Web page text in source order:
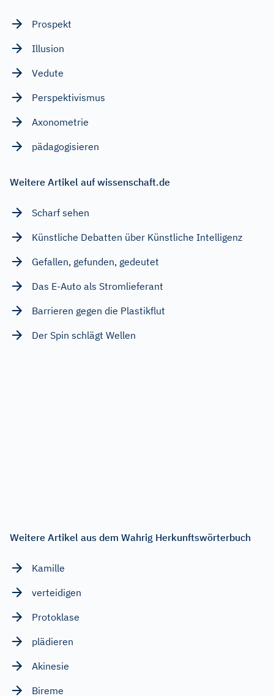
Prospekt
Illusion
Vedute
Perspektivismus
Axonometrie
pädagogisieren
Weitere Artikel auf wissenschaft.de
Scharf sehen
Künstliche Debatten über Künstliche Intelligenz
Gefallen, gefunden, gedeutet
Das E-Auto als Stromlieferant
Barrieren gegen die Plastikflut
Der Spin schlägt Wellen
Weitere Artikel aus dem Wahrig Herkunftswörterbuch
Kamille
verteidigen
Protoklase
plädieren
Akinesie
Bireme